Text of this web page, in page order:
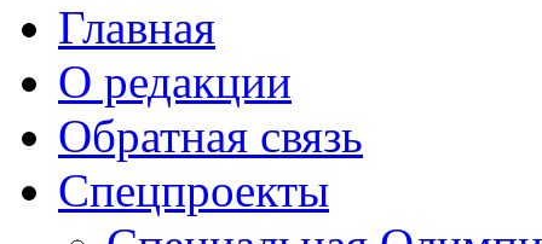
Главная
О редакции
Обратная связь
Спецпроекты